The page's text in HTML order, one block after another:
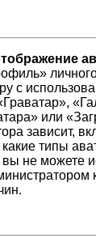
с
или
зависит,
типы
не можете